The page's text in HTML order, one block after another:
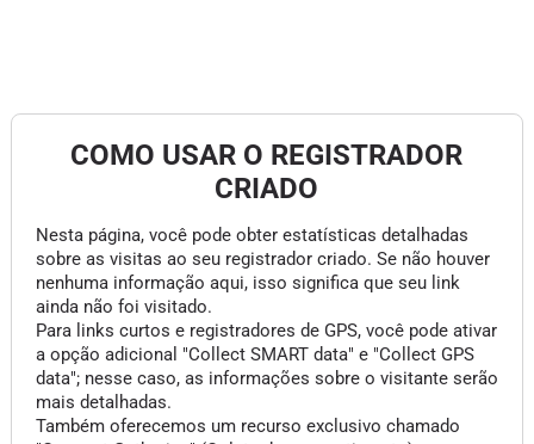
COMO USAR O REGISTRADOR
CRIADO
Nesta página, você pode obter estatísticas detalhadas
sobre as visitas ao seu registrador criado. Se não houver
nenhuma informação aqui, isso significa que seu link
ainda não foi visitado.
Para links curtos e registradores de GPS, você pode ativar
a opção adicional "Collect SMART data" e "Collect GPS
data"; nesse caso, as informações sobre o visitante serão
mais detalhadas.
Também oferecemos um recurso exclusivo chamado